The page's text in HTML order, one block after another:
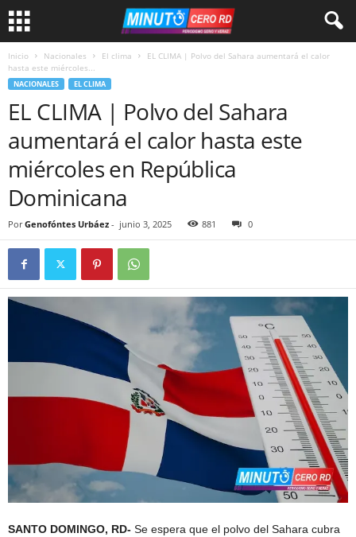
Inicio Nacionales El clima
EL CLIMA | Polvo del Sahara aumentará el calor
hasta este miércoles...
NACIONALES EL CLIMA
EL CLIMA | Polvo del Sahara
aumentará el calor hasta este
miércoles en República
Dominicana
Por Genofóntes Urbáez - junio 3, 2025 881 0
SANTO DOMINGO, RD- Se espera que el polvo del Sahara cubra